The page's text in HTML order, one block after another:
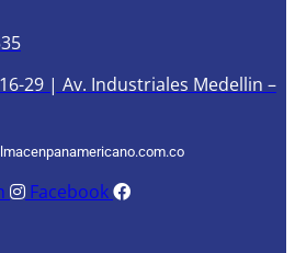
29 | Av. Industriales Medellin –
Facebook